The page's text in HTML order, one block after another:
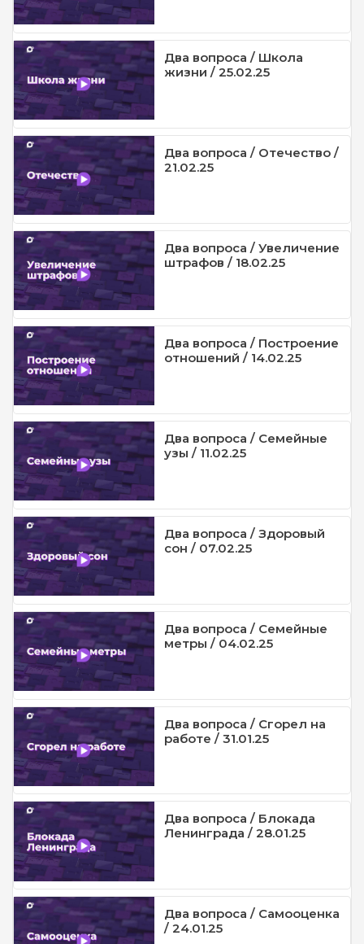
Два вопроса / Школа
жизни / 25.02.25
Два вопроса / Отечество /
21.02.25
Два вопроса / Увеличение
штрафов / 18.02.25
Два вопроса / Построение
отношений / 14.02.25
Два вопроса / Семейные
узы / 11.02.25
Два вопроса / Здоровый
сон / 07.02.25
Два вопроса / Семейные
метры / 04.02.25
Два вопроса / Сгорел на
работе / 31.01.25
Два вопроса / Блокада
Ленинграда / 28.01.25
Два вопроса / Самооценка
/ 24.01.25